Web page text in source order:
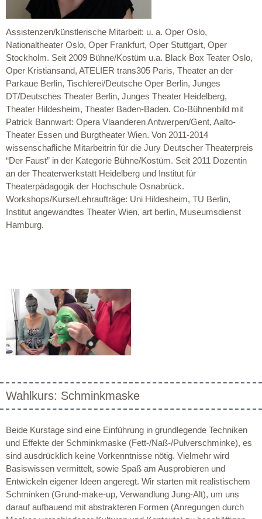
Assistenzen/künstlerische Mitarbeit: u. a. Oper Oslo,
Nationaltheater Oslo, Oper Frankfurt, Oper Stuttgart, Oper
Stockholm. Seit 2009 Bühne/Kostüm u.a. Black Box Teater Oslo,
Oper Kristiansand, ATELIER trans305 Paris, Theater an der
Parkaue Berlin, Tischlerei/Deutsche Oper Berlin, Junges
DT/Deutsches Theater Berlin, Junges Theater Heidelberg,
Theater Hildesheim, Theater Baden-Baden. Co-Bühnenbild mit
Patrick Bannwart: Opera Vlaanderen Antwerpen/Gent, Aalto-
Theater Essen und Burgtheater Wien. Von 2011-2014
wissenschafliche Mitarbeitrin für die Jury Deutscher Theaterpreis
“Der Faust” in der Kategorie Bühne/Kostüm. Seit 2011 Dozentin
an der Theaterwerkstatt Heidelberg und Institut für
Theaterpädagogik der Hochschule Osnabrück.
Workshops/Kurse/Lehraufträge: Uni Hildesheim, TU Berlin,
Institut angewandtes Theater Wien, art berlin, Museumsdienst
Hamburg.
Wahlkurs: Schminkmaske
Beide Kurstage sind eine Einführung in grundlegende Techniken
und Effekte der Schminkmaske (Fett-/Naß-/Pulverschminke), es
sind ausdrücklich keine Vorkenntnisse nötig. Vielmehr wird
Basiswissen vermittelt, sowie Spaß am Ausprobieren und
Entwickeln eigener Ideen angeregt. Wir starten mit realistischem
Schminken (Grund-make-up, Verwandlung Jung-Alt), um uns
darauf aufbauend mit abstrakteren Formen (Anregungen durch